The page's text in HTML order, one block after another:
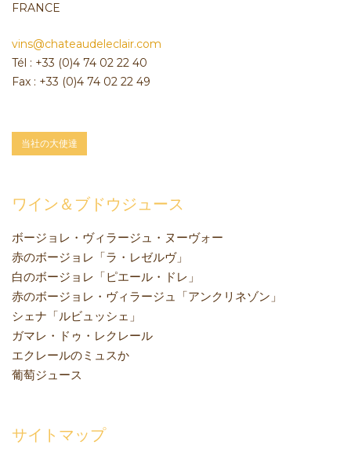
FRANCE
vins@chateaudeleclair.com
Tél : +33 (0)4 74 02 22 40
Fax : +33 (0)4 74 02 22 49
当社の大使達
ワイン＆ブドウジュース
ボージョレ・ヴィラージュ・ヌーヴォー
赤のボージョレ「ラ・レゼルヴ」
白のボージョレ「ピエール・ドレ」
赤のボージョレ・ヴィラージュ「アンクリネゾン」
シェナ「ルビュッシェ」
ガマレ・ドゥ・レクレール
エクレールのミュスか
葡萄ジュース
サイトマップ